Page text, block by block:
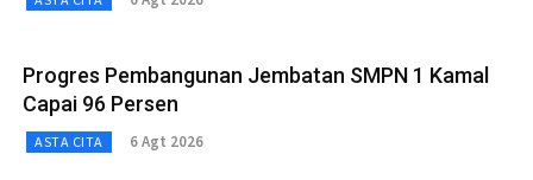
Progres Pembangunan Jembatan SMPN 1 Kamal
Capai 96 Persen
ASTA CITA 6 Agt 2026